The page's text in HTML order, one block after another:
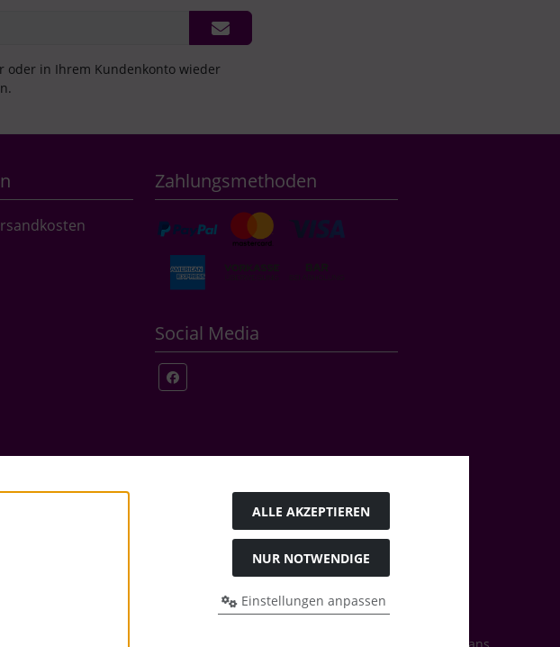
oder in Ihrem Kundenkonto wieder
Zahlungsmethoden
Social Media
bisherigen Preis bei Merrys Bastelstübchen - Der kreative Shop für Bastelfans..
ALLE AKZEPTIEREN
NUR NOTWENDIGE
Einstellungen anpassen